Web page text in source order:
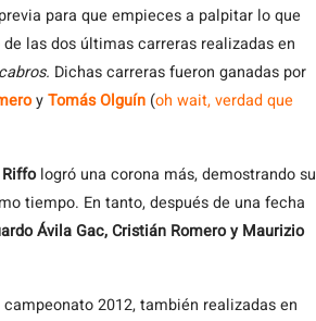
para que empieces a palpitar lo que
las dos últimas carreras realizadas en
Dichas carreras fueron ganadas por
yTomás Olguín (oh wait, verdad que
logró una corona más, demostrando su
tiempo. En tanto, después de una fecha
Ávila Gac, Cristián Romero y Maurizio
2012, también realizadas en